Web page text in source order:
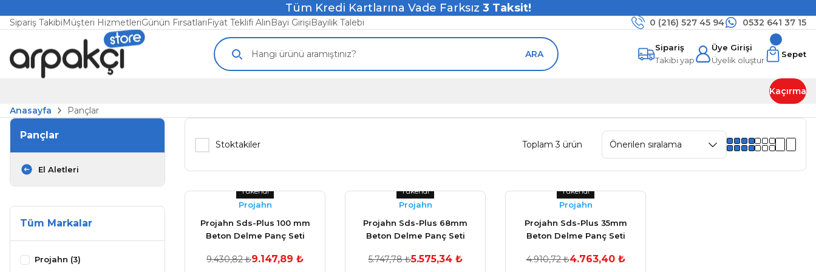
Tüm Kredi Kartlarına Vade Farksız 3 Taksit!
Sipariş TakibiMüşteri HizmetleriGünün FırsatlarıFiyat Teklifi AlınBayi GirişiBayilik Talebi 0 (216) 527 45 94 0532 641 37 15
ARA
Sipariş
Takibi yap
Üye Girişi
Üyelik oluştur
Sepet
Kaçırma
Anasayfa
Pançlar
Pançlar
El Aletleri
Tüm Markalar
Projahn (3)
Stoktakiler Toplam 3 ürün
Tükendi
Projahn
Projahn Sds-Plus 100 mm
Beton Delme Panç Seti
9.430,82 ₺9.147,89 ₺
Tükendi
Projahn
Projahn Sds-Plus 68mm
Beton Delme Panç Seti
5.747,78 ₺5.575,34 ₺
Tükendi
Projahn
Projahn Sds-Plus 35mm
Beton Delme Panç Seti
4.910,72 ₺4.763,40 ₺